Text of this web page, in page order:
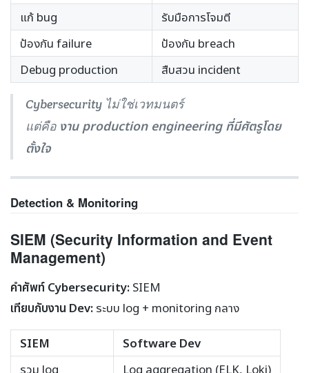
แก้ bug
รับมือการโจมตี
ป้องกัน failure
ป้องกัน breach
Debug production
สืบสวน incident
Cybersecurity ไม่ใช่เวทมนตร์
แต่คือ งาน production engineering ที่มีศัตรูโดย
ตั้งใจ
Detection & Monitoring
SIEM (Security Information and Event
Management)
คำศัพท์ Cybersecurity: SIEM
เทียบกับงาน Dev: ระบบ log + monitoring กลาง
SIEM
Software Dev
รวม log
Log aggregation (ELK, Loki)